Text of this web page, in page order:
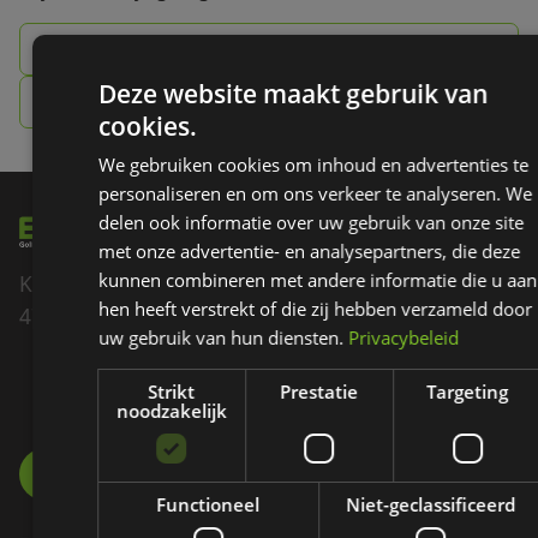
info@ezigolf.nl
Kadedijk 82
4793 GD Fijnaart
085 - 007 60 70
INFO@EZIGOLF.NL
Deze website maakt gebruik van
cookies.
We gebruiken cookies om inhoud en advertenties te
personaliseren en om ons verkeer te analyseren. We
delen ook informatie over uw gebruik van onze site
met onze advertentie- en analysepartners, die deze
kunnen combineren met andere informatie die u aan
hen heeft verstrekt of die zij hebben verzameld door
uw gebruik van hun diensten. Privacybeleid
Strikt
noodzakelijk
Prestatie Targeting
Functioneel Niet-geclassificeerd